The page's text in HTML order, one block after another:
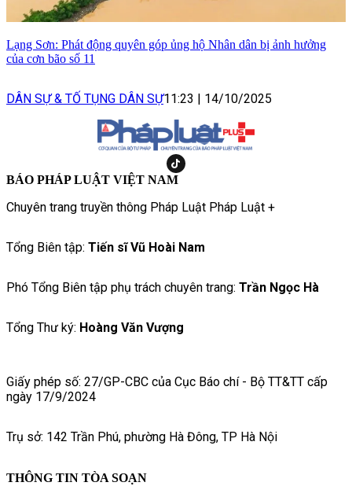
Lạng Sơn: Phát động quyên góp ủng hộ Nhân dân bị ảnh hưởng
của cơn bão số 11
DÂN SỰ & TỐ TỤNG DÂN SỰ11:23 14/10/2025
BÁO PHÁP LUẬT VIỆT NAM
Chuyên trang truyền thông Pháp Luật Pháp Luật +
Tổng Biên tập: Tiến sĩ Vũ Hoài Nam
Phó Tổng Biên tập phụ trách chuyên trang: Trần Ngọc Hà
Tổng Thư ký: Hoàng Văn Vượng
Giấy phép số: 27/GP-CBC của Cục Báo chí - Bộ TT&TT cấp
ngày 17/9/2024
Trụ sở: 142 Trần Phú, phường Hà Đông, TP Hà Nội
THÔNG TIN TÒA SOẠN